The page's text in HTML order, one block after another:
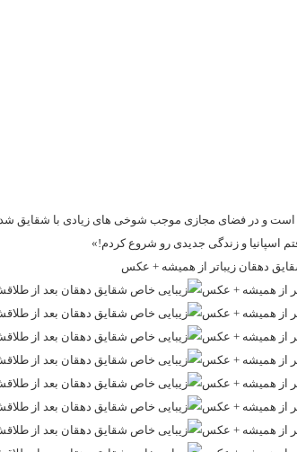
است و در فضای مجازی موجب شوخی های زیادی با شقایق
اسپانیا و زندگی جدیدی رو شروع کردم!»